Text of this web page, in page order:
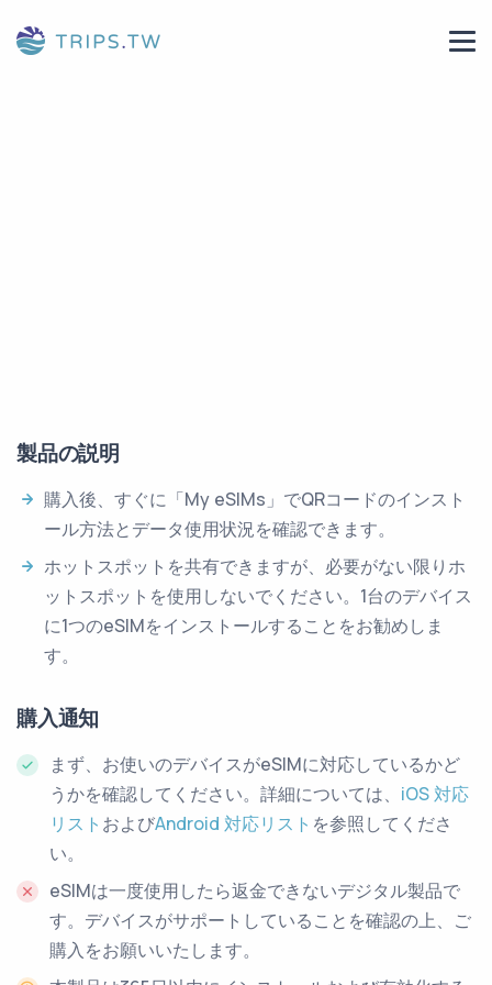
製品の説明
購入後、すぐに「My eSIMs」でQRコードのインスト
ール方法とデータ使用状況を確認できます。
ホットスポットを共有できますが、必要がない限りホ
ットスポットを使用しないでください。1台のデバイス
に1つのeSIMをインストールすることをお勧めしま
す。
購入通知
まず、お使いのデバイスがeSIMに対応しているかど
うかを確認してください。詳細については、 iOS 対応
リスト およびAndroid 対応リスト を参照してくださ
い。
eSIMは一度使用したら返金できないデジタル製品で
す。デバイスがサポートしていることを確認の上、ご
購入をお願いいたします。